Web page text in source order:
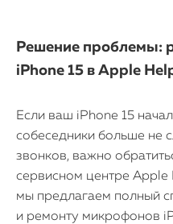
Решение проблемы:
iPhone 15 в Apple
Если ваш iPhone 15
собеседники больше не
звонков, важно
сервисном центре Apple
мы предлагаем полный
и ремонту микрофонов